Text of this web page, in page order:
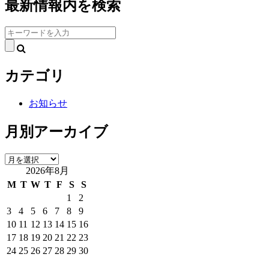
最新情報内を検索
検
索:
カテゴリ
お知らせ
月別アーカイブ
月
ア
カ
イ
ブ
2026年8月
M T W T F S
S
1
2
3
4 5 6 7 8
9
10 11 12 13 14 15 16
17 18 19 20 21 22 23
24 25 26 27 28 29 30